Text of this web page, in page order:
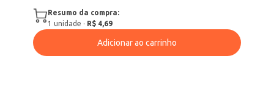
Resumo da compra:
1 unidade · R$ 4,69
Adicionar ao carrinho